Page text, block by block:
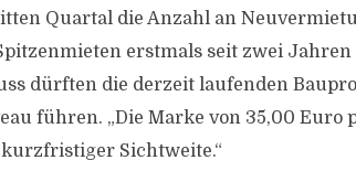
Quartal die Anzahl an
erstmals seit zwei Jahren
dürften die derzeit laufenden
führen. „Die Marke von 35,00 Euro
Sichtweite.“